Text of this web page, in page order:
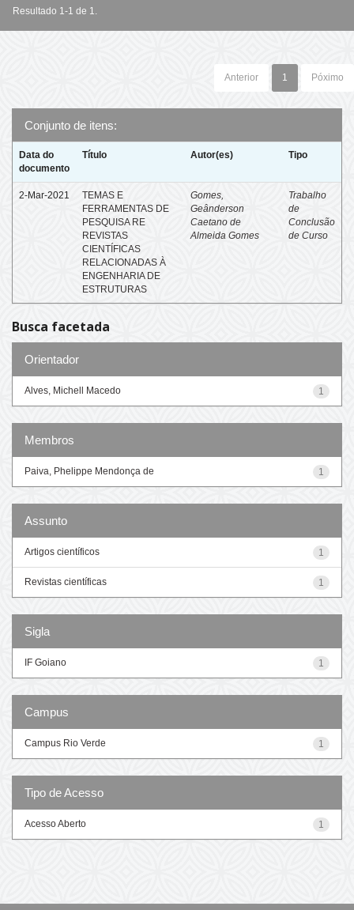
Resultado 1-1 de 1.
Anterior 1 Póximo
Conjunto de itens:
Data do
documento
Título Autor(es) Tipo
2-Mar-2021
TEMAS E
FERRAMENTAS DE
PESQUISA RE
REVISTAS
CIENTÍFICAS
RELACIONADAS À
ENGENHARIA DE
ESTRUTURAS
Gomes,
Geânderson
Caetano de
Almeida Gomes
Trabalho
de
Conclusão
de Curso
Busca facetada
Orientador
1
Alves, Michell Macedo
Membros
1
Paiva, Phelippe Mendonça de
Assunto
1
Artigos científicos
1
Revistas científicas
Sigla
1
IF Goiano
Campus
1
Campus Rio Verde
Tipo de Acesso
1
Acesso Aberto